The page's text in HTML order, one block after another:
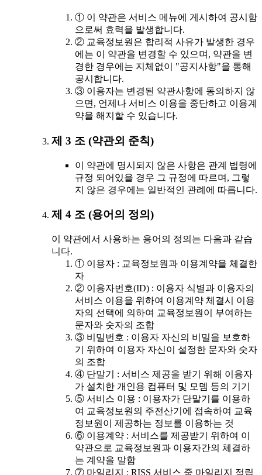
① 이 약관은 서비스 메뉴에 게시하여 공시함
으로써 효력을 발생합니다.
② 교육정보원은 합리적 사유가 발생한 경우
에는 이 약관을 변경할 수 있으며, 약관을 변
경한 경우에는 지체없이 "공지사항"을 통해
공시합니다.
③ 이용자는 변경된 약관사항에 동의하지 않
으면, 언제나 서비스 이용을 중단하고 이용계
약을 해지할 수 있습니다.
제 3 조 (약관외 준칙)
이 약관에 명시되지 않은 사항은 관계 법령에
규정 되어있을 경우 그 규정에 따르며, 그렇
지 않은 경우에는 일반적인 관례에 따릅니다.
제 4 조 (용어의 정의)
이 약관에서 사용하는 용어의 정의는 다음과 같습
니다.
① 이용자 : 교육정보원과 이용계약을 체결한
자
② 이용자번호(ID) : 이용자 식별과 이용자의
서비스 이용을 위하여 이용계약 체결시 이용
자의 선택에 의하여 교육정보원이 부여하는
문자와 숫자의 조합
③ 비밀번호 : 이용자 자신의 비밀을 보호하
기 위하여 이용자 자신이 설정한 문자와 숫자
의 조합
④ 단말기 : 서비스 제공을 받기 위해 이용자
가 설치한 개인용 컴퓨터 및 모뎀 등의 기기
⑤ 서비스 이용 : 이용자가 단말기를 이용하
여 교육정보원의 주전산기에 접속하여 교육
정보원이 제공하는 정보를 이용하는 것
⑥ 이용계약 : 서비스를 제공받기 위하여 이
약관으로 교육정보원과 이용자간의 체결하
는 계약을 말함
⑦ 마일리지 : RISS 서비스 중 마일리지 적립